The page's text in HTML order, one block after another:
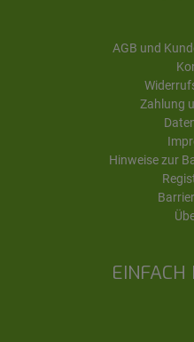
AGB und
Zahlung
Hinweise zur